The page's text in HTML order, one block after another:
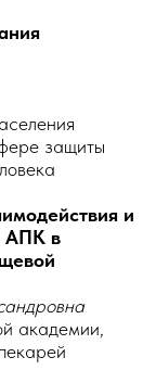
защиты
и
АПК в
академии,